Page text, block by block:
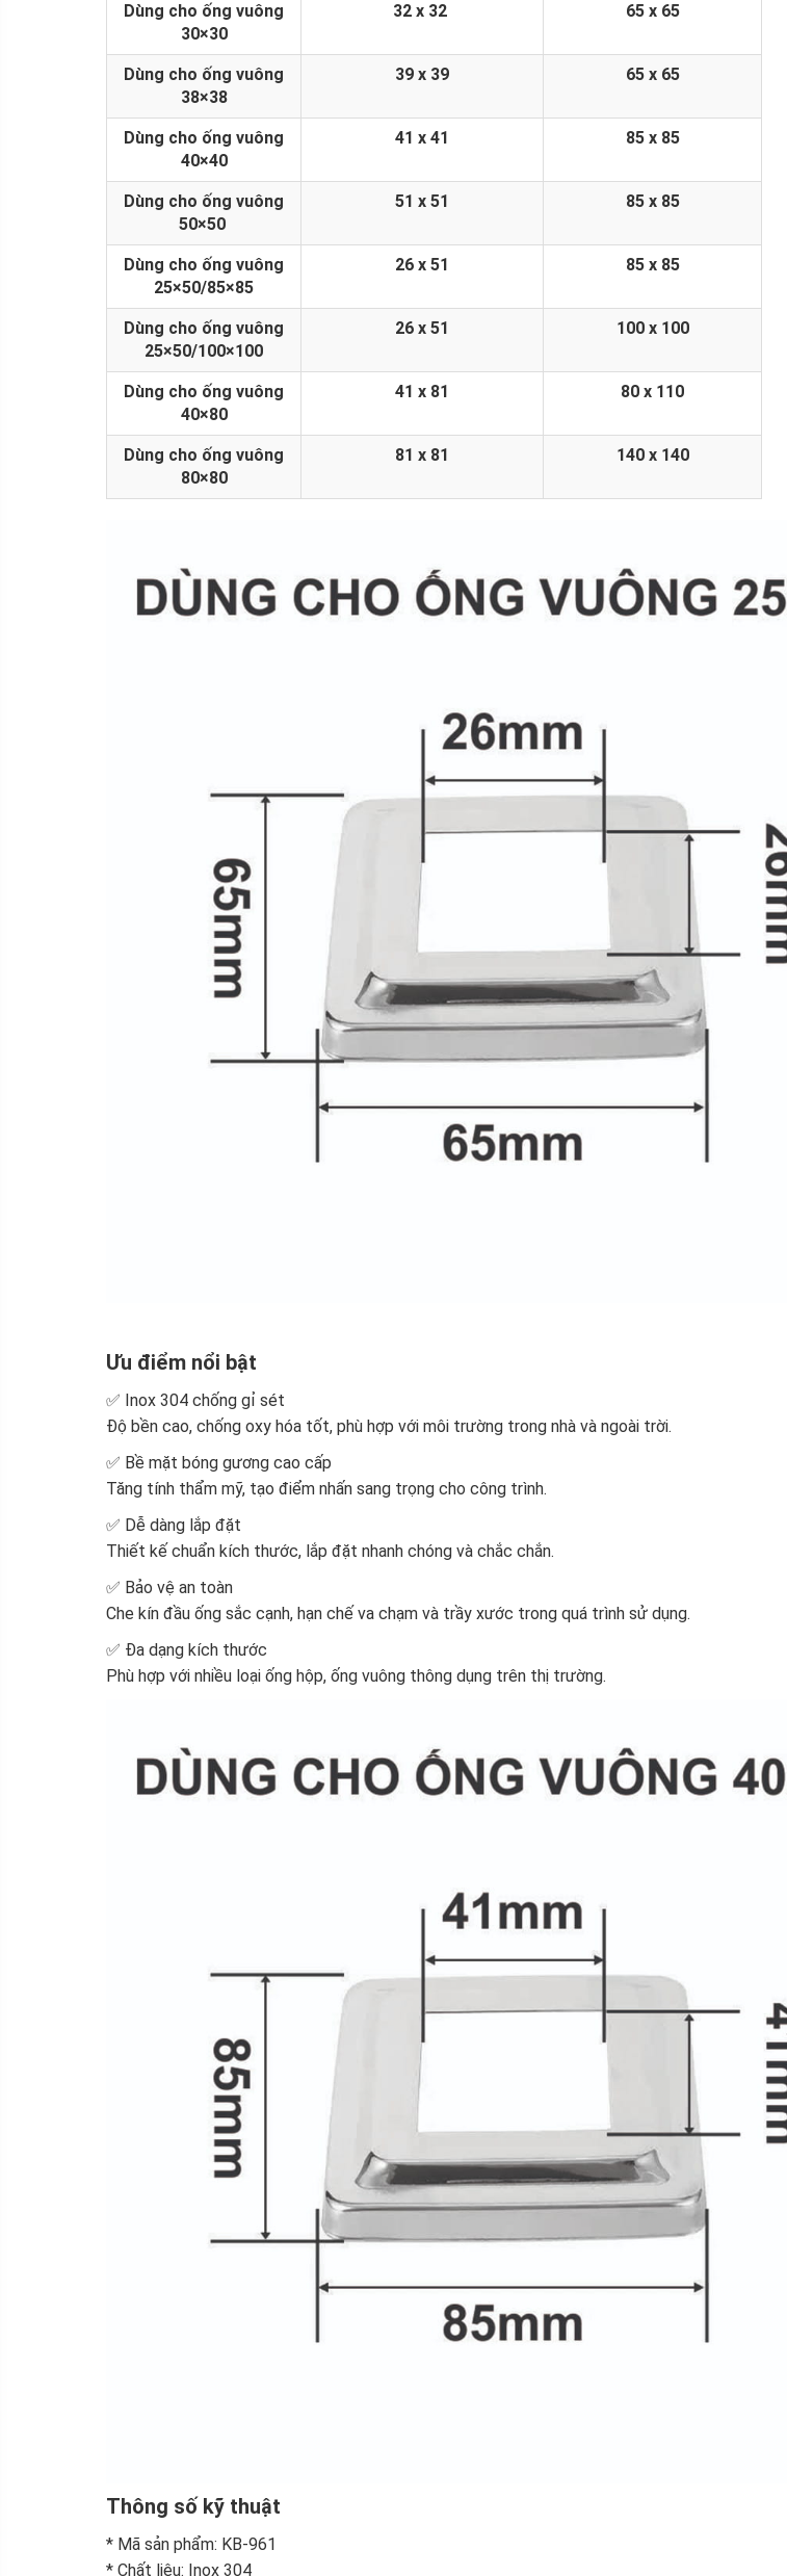
Dùng cho ống vuông
30×30
32 x 32 65 x 65
Dùng cho ống vuông
38×38
39 x 39 65 x 65
Dùng cho ống vuông
40×40
41 x 41 85 x 85
Dùng cho ống vuông
50×50
51 x 51 85 x 85
Dùng cho ống vuông
25×50/85×85
26 x 51 85 x 85
Dùng cho ống vuông
25×50/100×100
26 x 51 100 x 100
Dùng cho ống vuông
40×80
41 x 81 80 x 110
Dùng cho ống vuông
80×80
81 x 81 140 x 140
Ưu điểm nổi bật
✅ Inox 304 chống gỉ sét
Độ bền cao, chống oxy hóa tốt, phù hợp với môi trường trong nhà và ngoài trời.
✅ Bề mặt bóng gương cao cấp
Tăng tính thẩm mỹ, tạo điểm nhấn sang trọng cho công trình.
✅ Dễ dàng lắp đặt
Thiết kế chuẩn kích thước, lắp đặt nhanh chóng và chắc chắn.
✅ Bảo vệ an toàn
Che kín đầu ống sắc cạnh, hạn chế va chạm và trầy xước trong quá trình sử dụng.
✅ Đa dạng kích thước
Phù hợp với nhiều loại ống hộp, ống vuông thông dụng trên thị trường.
Thông số kỹ thuật
* Mã sản phẩm: KB-961
* Chất liệu: Inox 304
KIBATH TRÊN LAZADA KIBATH TRÊN TIKI